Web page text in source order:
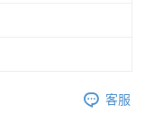
客服